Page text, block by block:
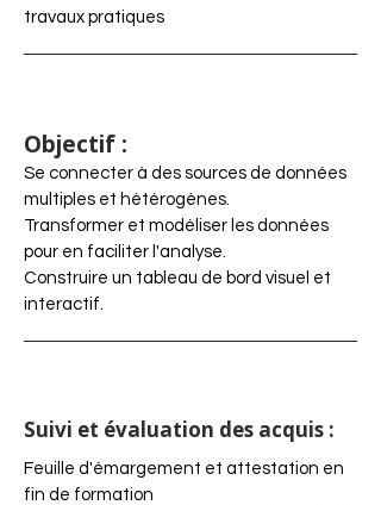
travaux pratiques
Objectif :
Se connecter à des sources de données
multiples et hétérogènes.
Transformer et modéliser les données
pour en faciliter l'analyse.
Construire un tableau de bord visuel et
interactif.
Suivi et évaluation des acquis :
Feuille d'émargement et attestation en
fin de formation